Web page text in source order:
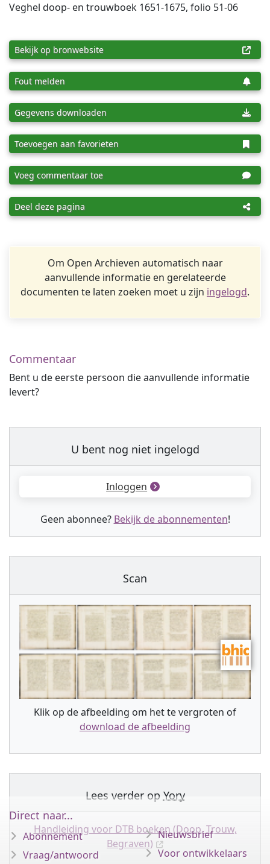
Veghel doop- en trouwboek 1651-1675, folio 51-06
Bekijk op bronwebsite
Fout melden
Gegevens downloaden
Toevoegen aan favorieten
Voeg commentaar toe
Deel deze pagina
Om Open Archieven automatisch naar
aanvullende informatie en gerelateerde
documenten te laten zoeken moet u zijn ingelogd.
Commentaar
Bent u de eerste persoon die aanvullende informatie
levert?
U bent nog niet ingelogd
Inloggen
Geen abonnee? Bekijk de abonnementen!
Scan
Klik op de afbeelding om het te vergroten of
download de afbeelding
Lees verder op Yory
Handleiding voor DTB boeken (Doop, Trouw,
Begraven)
Direct naar...
Abonnement
Vraag/antwoord
Nieuwsbrief
Voor ontwikkelaars